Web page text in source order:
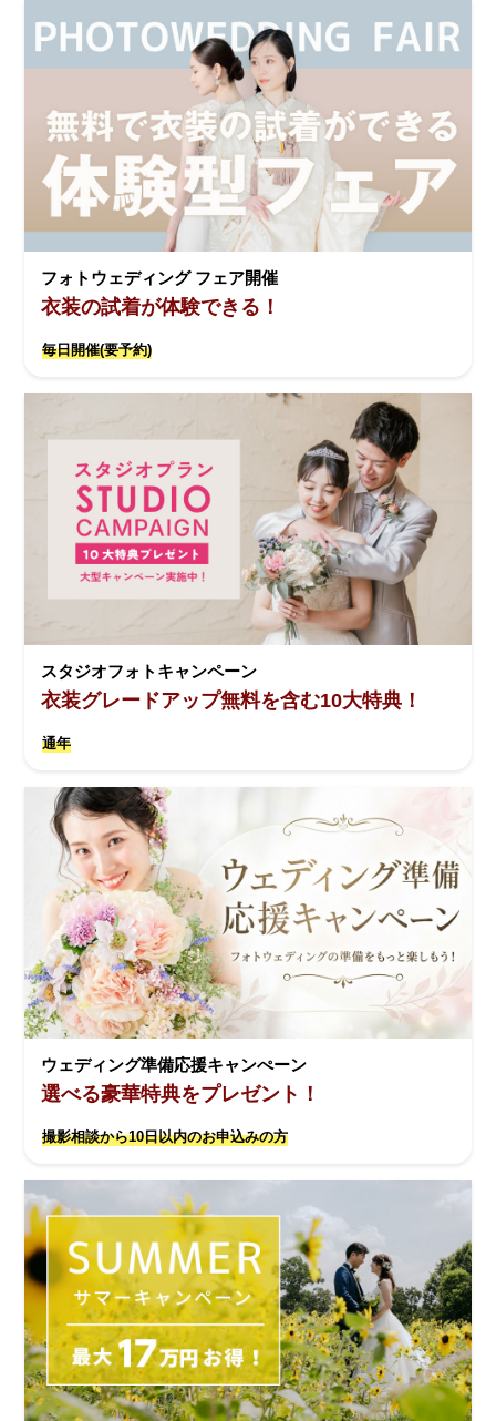
フォトウェディング フェア開催
衣装の試着が体験できる！
毎日開催(要予約)
スタジオフォトキャンペーン
衣装グレードアップ無料を含む10大特典！
通年
ウェディング準備応援キャンぺーン
選べる豪華特典をプレゼント！
撮影相談から10日以内のお申込みの方